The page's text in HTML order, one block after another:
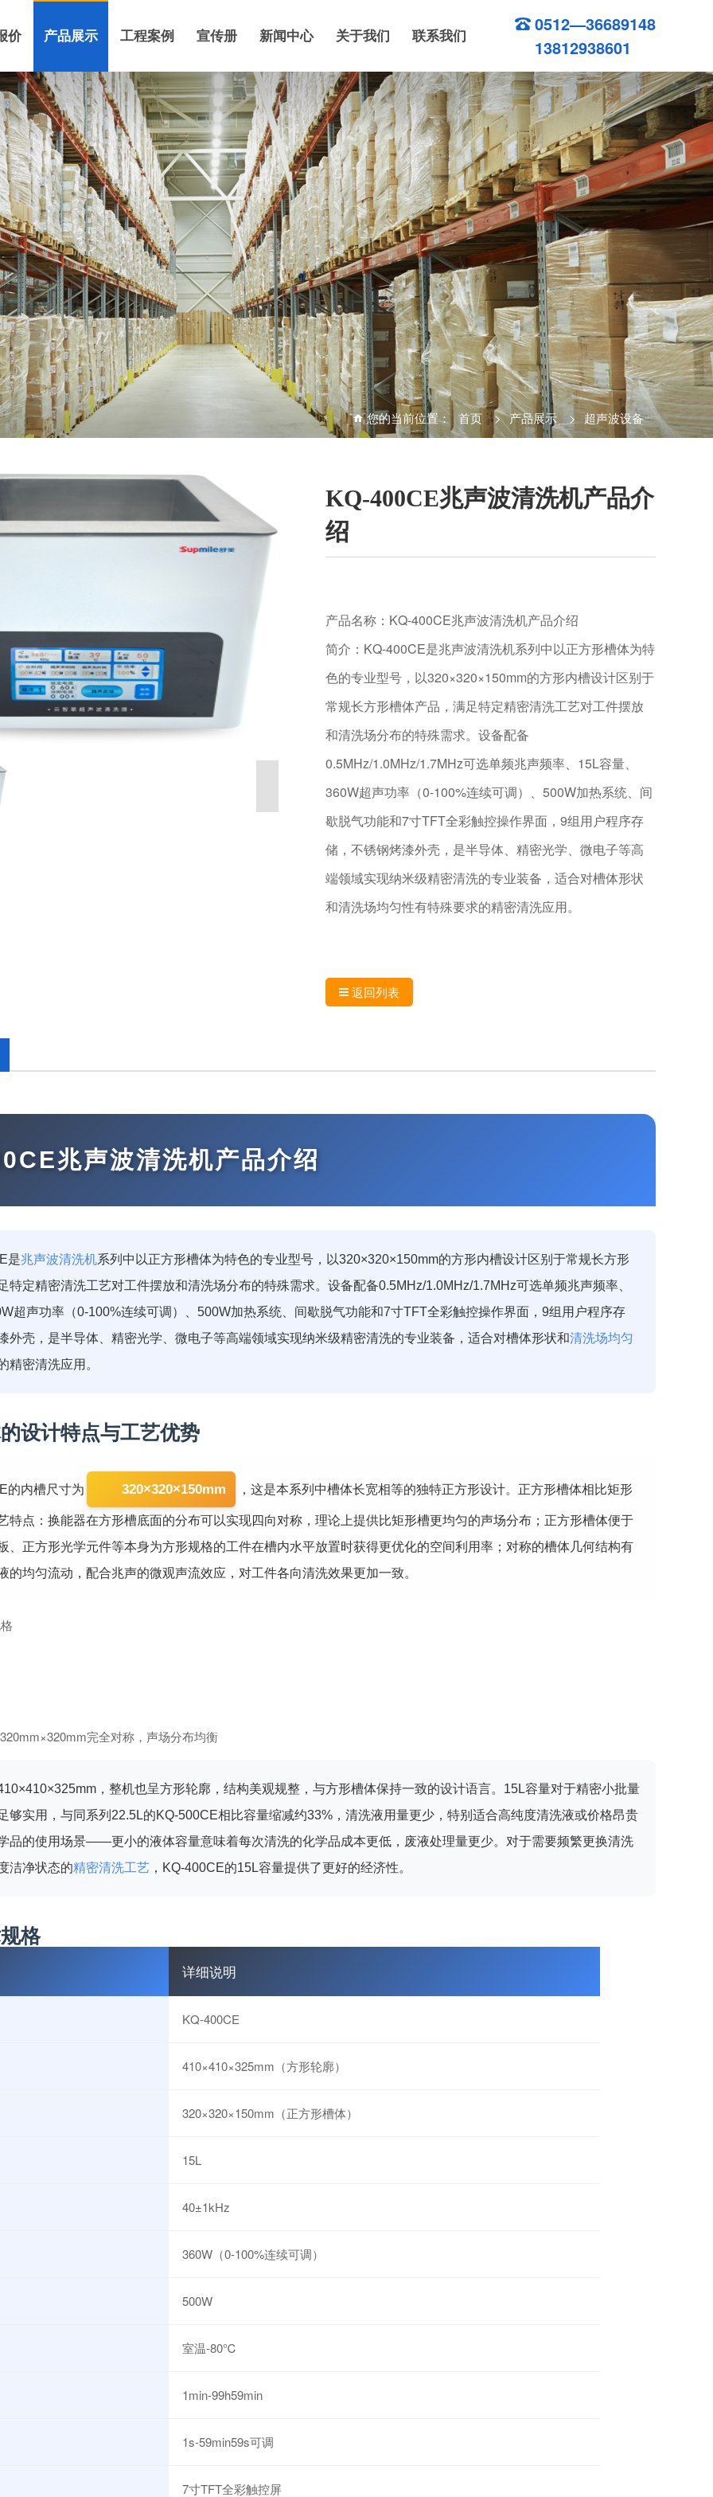
价 产品展示 工程案例 宣传册 新闻中心 关于我们 联系我们
0512—36689148
13812938601
您的当前位置： 首页 > 产品展示 > 超声波设备
KQ-400CE兆声波清洗机产品介
绍
产品名称：KQ-400CE兆声波清洗机产品介绍
简介：KQ-400CE是兆声波清洗机系列中以正方形槽体为特
色的专业型号，以320×320×150mm的方形内槽设计区别于
常规长方形槽体产品，满足特定精密清洗工艺对工件摆放
和清洗场分布的特殊需求。设备配备
0.5MHz/1.0MHz/1.7MHz可选单频兆声频率、15L容量、
360W超声功率（0-100%连续可调）、500W加热系统、间
歇脱气功能和7寸TFT全彩触控操作界面，9组用户程序存
储，不锈钢烤漆外壳，是半导体、精密光学、微电子等高
端领域实现纳米级精密清洗的专业装备，适合对槽体形状
和清洗场均匀性有特殊要求的精密清洗应用。
返回列表
兆声波清洗机产品介绍
是兆声波清洗机系列中以正方形槽体为特色的专业型号，以320×320×150mm的方形内槽设计区别于常规长方形
特定精密清洗工艺对工件摆放和清洗场分布的特殊需求。设备配备0.5MHz/1.0MHz/1.7MHz可选单频兆声频率、
超声功率（0-100%连续可调）、500W加热系统、间歇脱气功能和7寸TFT全彩触控操作界面，9组用户程序存
外壳，是半导体、精密光学、微电子等高端领域实现纳米级精密清洗的专业装备，适合对槽体形状和清洗场均匀
精密清洗应用。
设计特点与工艺优势
的内槽尺寸为 320×320×150mm ，这是本系列中槽体长宽相等的独特正方形设计。正方形槽体相比矩形
特点：换能器在方形槽底面的分布可以实现四向对称，理论上提供比矩形槽更均匀的声场分布；正方形槽体便于
、正方形光学元件等本身为方形规格的工件在槽内水平放置时获得更优化的空间利用率；对称的槽体几何结构有
的均匀流动，配合兆声的微观声流效应，对工件各向清洗效果更加一致。
完全对称，声场分布均衡
，整机也呈方形轮廓，结构美观规整，与方形槽体保持一致的设计语言。15L容量对于精密小批量
够实用，与同系列22.5L的KQ-500CE相比容量缩减约33%，清洗液用量更少，特别适合高纯度清洗液或价格昂贵
品的使用场景——更小的液体容量意味着每次清洗的化学品成本更低，废液处理量更少。对于需要频繁更换清洗
洁净状态的精密清洗工艺 ，KQ-400CE的15L容量提供了更好的经济性。
格
详细说明
KQ-400CE
410×410×325mm（方形轮廓）
320×320×150mm（正方形槽体）
15L
40±1kHz
360W（0-100%连续可调）
500W
室温-80℃
1min-99h59min
1s-59min59s可调
7寸TFT全彩触控屏